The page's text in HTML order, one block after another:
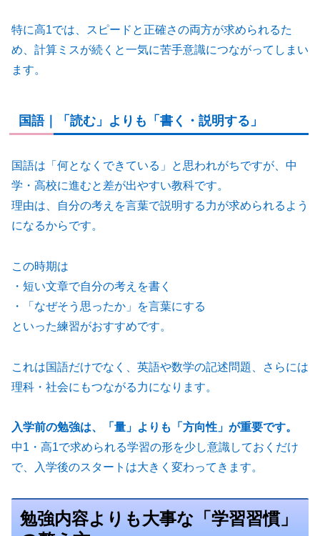
特に高1では、スピードと正確さの両方が求められるた
め、計算ミスが続くと一気に苦手意識につながってしまい
ます。
国語｜「読む」よりも「書く・説明する」
国語は「何となくできている」と思われがちですが、中
学・高校に進むと差が出やすい教科です。
理由は、自分の考えを言葉で説明する力が求められるよう
になるからです。
この時期は
・短い文章で自分の考えを書く
・「なぜそう思ったか」を言葉にする
といった練習がおすすめです。
これは国語だけでなく、英語や数学の記述問題、さらには
理科・社会にもつながる力になります。
入学前の勉強は、「量」よりも「方向性」が重要です。
中1・高1で求められる学習の形を少し意識しておくだけ
で、入学後のスタートは大きく変わってきます。
勉強内容よりも大事な「学習習慣」